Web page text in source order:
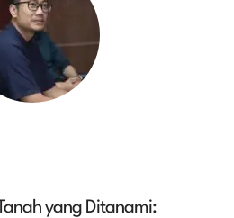
yang Ditanami: